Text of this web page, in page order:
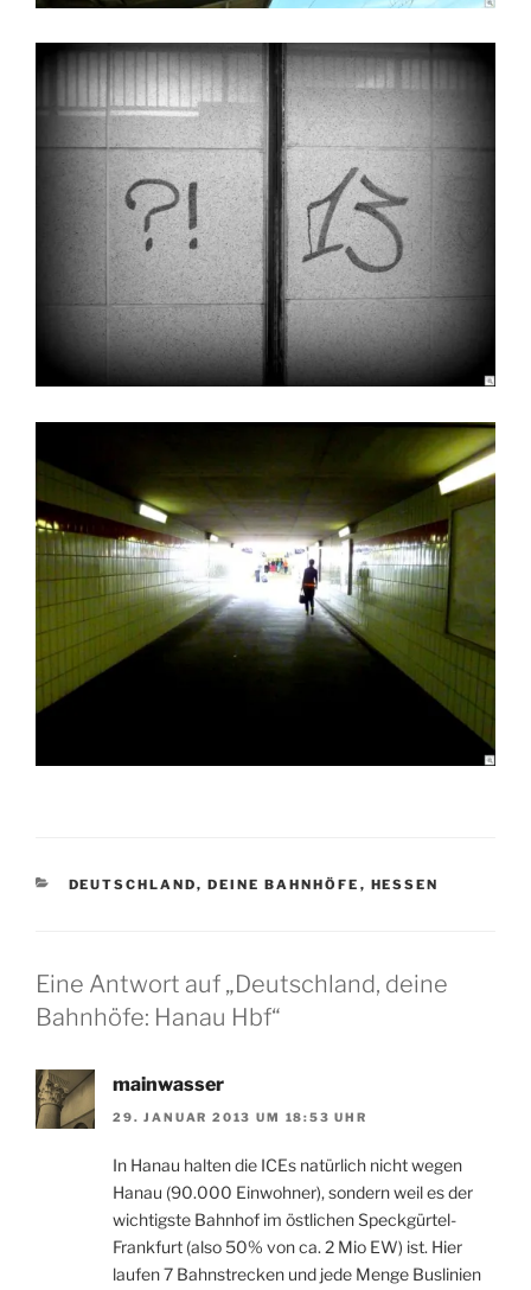
KATEGORIEN
DEUTSCHLAND, DEINE BAHNHÖFE , HESSEN
Eine Antwort auf „Deutschland, deine
Bahnhöfe: Hanau Hbf“
mainwasser
29. JANUAR 2013 UM 18:53 UHR
In Hanau halten die ICEs natürlich nicht wegen
Hanau (90.000 Einwohner), sondern weil es der
wichtigste Bahnhof im östlichen Speckgürtel-
Frankfurt (also 50% von ca. 2 Mio EW) ist. Hier
laufen 7 Bahnstrecken und jede Menge Buslinien